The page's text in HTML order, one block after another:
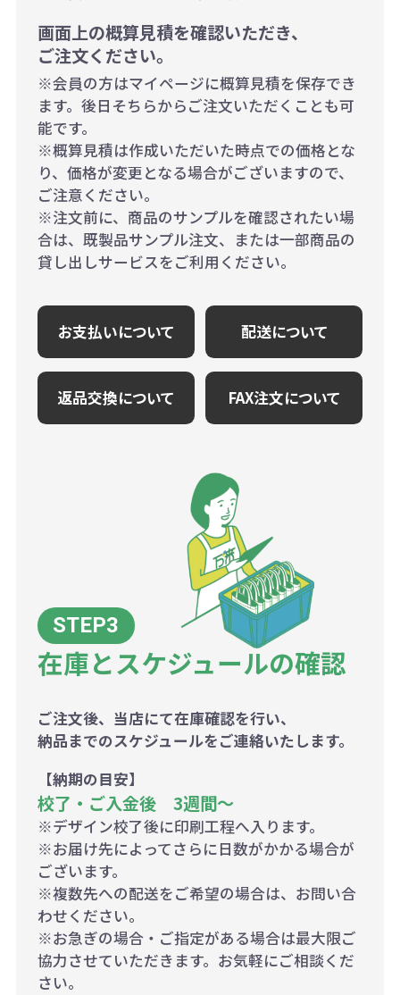
画面上の概算見積を確認いただき、
ご注文ください。
※会員の方はマイページに概算見積を保存でき
ます。後日そちらからご注文いただくことも可
能です。
※概算見積は作成いただいた時点での価格とな
り、価格が変更となる場合がございますので、
ご注意ください。
※注文前に、商品のサンプルを確認されたい場
合は、既製品サンプル注文、または一部商品の
貸し出しサービスをご利用ください。
お支払いについて 配送について
返品交換について FAX注文について
在庫とスケジュールの確認
ご注文後、当店にて在庫確認を行い、
納品までのスケジュールをご連絡いたします。
【納期の目安】
校了・ご入金後 3週間～
※デザイン校了後に印刷工程へ入ります。
※お届け先によってさらに日数がかかる場合が
ございます。
※複数先への配送をご希望の場合は、お問い合
わせください。
※お急ぎの場合・ご指定がある場合は最大限ご
協力させていただきます。お気軽にご相談くだ
さい。